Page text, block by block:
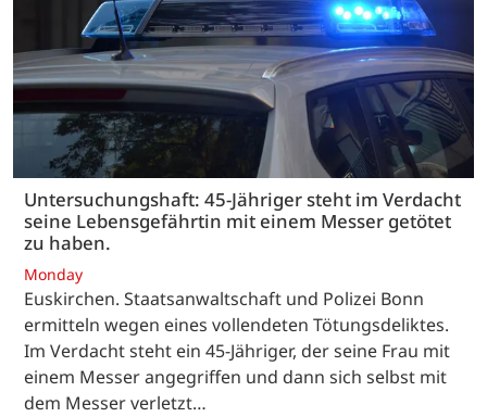
Untersuchungshaft: 45-Jähriger steht im Verdacht
seine Lebensgefährtin mit einem Messer getötet
zu haben.
Monday
Euskirchen. Staatsanwaltschaft und Polizei Bonn
ermitteln wegen eines vollendeten Tötungsdeliktes.
Im Verdacht steht ein 45-Jähriger, der seine Frau mit
einem Messer angegriffen und dann sich selbst mit
dem Messer verletzt…